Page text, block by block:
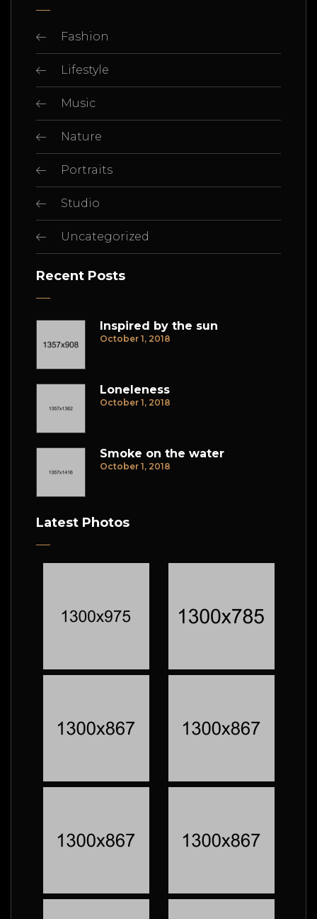
Fashion
Lifestyle
Music
Nature
Portraits
Studio
Uncategorized
Recent Posts
Inspired by the sun
October 1, 2018
Loneleness
October 1, 2018
Smoke on the water
October 1, 2018
Latest Photos